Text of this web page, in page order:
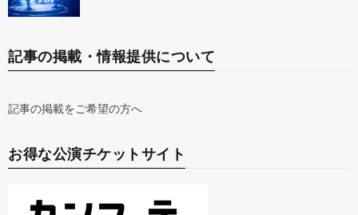
記事の掲載・情報提供について
記事の掲載をご希望の方へ
お得な公演チケットサイト